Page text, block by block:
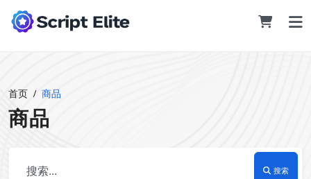
首页 商品
商品
搜索